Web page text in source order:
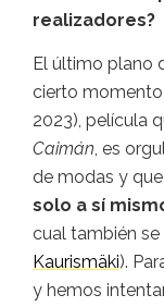
realizadores?
El último plano
cierto
2023), película
Caimán, es
de modas y
solo a sí
cual también se
Kaurismäki).
y hemos